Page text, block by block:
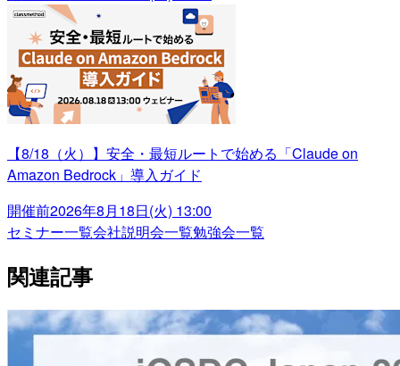
【8/18（火）】安全・最短ルートで始める「Claude on
Amazon Bedrock」導入ガイド
開催前2026年8月18日(火) 13:00
セミナー一覧会社説明会一覧勉強会一覧
関連記事